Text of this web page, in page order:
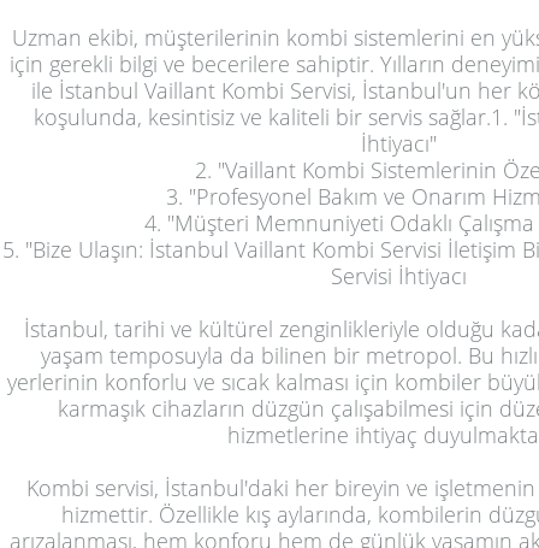
Uzman ekibi, müşterilerinin kombi sistemlerini en
için gerekli bilgi ve becerilere sahiptir. Yılların
ile İstanbul Vaillant Kombi Servisi, İstanbul'un her
koşulunda, kesintisiz ve kaliteli bir servis sağlar.1.
İhtiyacı"
2. "Vaillant Kombi Sistemlerinin
3. "Profesyonel Bakım ve Onarım
4. "Müşteri Memnuniyeti Odaklı Çalışma
5. "Bize Ulaşın: İstanbul Vaillant Kombi Servisi İletişim
Servisi İhtiyacı
İstanbul, tarihi ve kültürel zenginlikleriyle olduğu
yaşam temposuyla da bilinen bir metropol. Bu
yerlerinin konforlu ve sıcak kalması için kombiler
karmaşık cihazların düzgün çalışabilmesi için
hizmetlerine ihtiyaç
Kombi servisi, İstanbul'daki her bireyin ve
hizmettir. Özellikle kış aylarında, kombilerin
arızalanması, hem konforu hem de günlük yaşamın